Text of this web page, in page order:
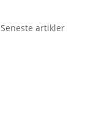
Seneste artikler